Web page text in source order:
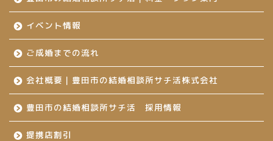
イベント情報
ご成婚までの流れ
会社概要｜豊田市の結婚相談所サチ活株式会社
豊田市の結婚相談所サチ活 採用情報
提携店割引